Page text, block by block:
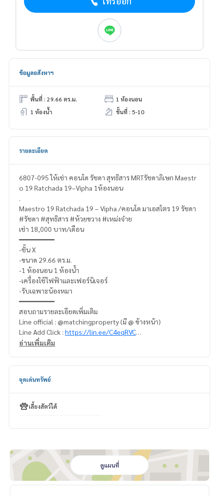
ข้อมูลอสังหาฯ
พื้นที่ : 29.66 ตร.ม.
1 ห้องนอน
1 ห้องน้ำ
ชั้นที่ : 5-10
รายละเอียด
6807-095 ให้เช่า คอนโด รัชดา สุทธิสาร MRTรัชดาภิเษก Maestr
o 19 Ratchada 19–Vipha 1ห้องนอน
.
Maestro 19 Ratchada 19 – Vipha /คอนโด มาเอสโตร 19 รัชดา
#รัชดา #สุทธิสาร #ห้วยขวาง #เหม่งจ๋าย
เช่า 18,000 บาท/เดือน
━━━━━━━━━
-ชั้น X
-ขนาด 29.66 ตร.ม.
-1 ห้องนอน 1 ห้องน้ำ
-เครื่องใช้ไฟฟ้าและเฟอร์นิเจอร์
-รับเฉพาะน้องหมา
━━━━━━━━━
สอบถามรายละเอียดเพิ่มเติม
Line official : @matchingproperty (มี @ ข้างหน้า)
Line Add Click : https://lin.ee/C4eqRVC
(ไทย) K.เอ็กซ์
รับฝากซื้อ ขาย เช่า ที่ดิน บ้าน ทาวเฮ้าส์ ทาวโฮม คอนโด อพาร์ทเม
ะบบเครือข่าย และใช้เทคโนโลยีล่าสุดในการทำการตลาดเพื่อหาลู
อ่านเพิ่มเติม
จุดเด่นทรัพย์
เลี้ยงสัตว์ได้
ดูแผนที่